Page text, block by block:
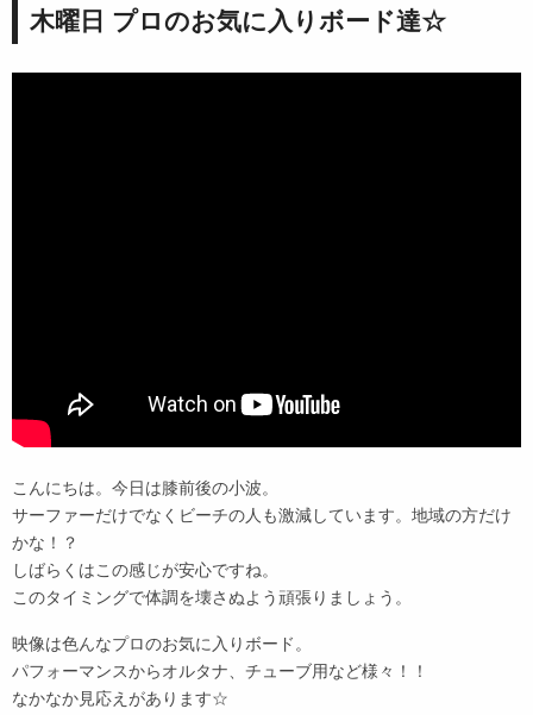
木曜日 プロのお気に入りボード達☆
こんにちは。今日は膝前後の小波。
サーファーだけでなくビーチの人も激減しています。地域の方だけ
かな！？
しばらくはこの感じが安心ですね。
このタイミングで体調を壊さぬよう頑張りましょう。
映像は色んなプロのお気に入りボード。
パフォーマンスからオルタナ、チューブ用など様々！！
なかなか見応えがあります☆